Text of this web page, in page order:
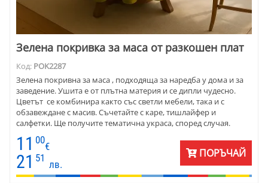
Зелена покривка за маса от разкошен плат
Код: POK2287
Зелена покривна за маса , подходяща за наредба у дома и за
заведение. Ушита е от плътна материя и се дипли чудесно.
Цветът се комбинира както със светли мебели, така и с
обзавеждане с масив. Съчетайте с каре, тишлайфер и
салфетки. Ще получите тематична украса, според случая.
Разгледайте колекцията карета от жакард, за да изберете
допълнение. Жакардови калъфки също се вписват прекрасно.
Покривката е ушита от полиестер и се поддържа лесно.
Покривката се предлага се в различни размери и форма.
Подходяща е за дома, за заведения и клубове.
11 00
€
21 51
лв.
ПОРЪЧАЙ